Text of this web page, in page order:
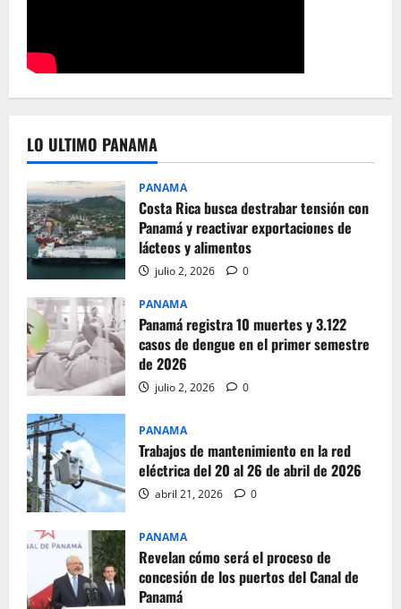
LO ULTIMO PANAMA
PANAMA
Costa Rica busca destrabar tensión con
Panamá y reactivar exportaciones de
lácteos y alimentos
julio 2, 2026 0
PANAMA
Panamá registra 10 muertes y 3.122
casos de dengue en el primer semestre
de 2026
julio 2, 2026 0
PANAMA
Trabajos de mantenimiento en la red
eléctrica del 20 al 26 de abril de 2026
abril 21, 2026 0
PANAMA
Revelan cómo será el proceso de
concesión de los puertos del Canal de
Panamá